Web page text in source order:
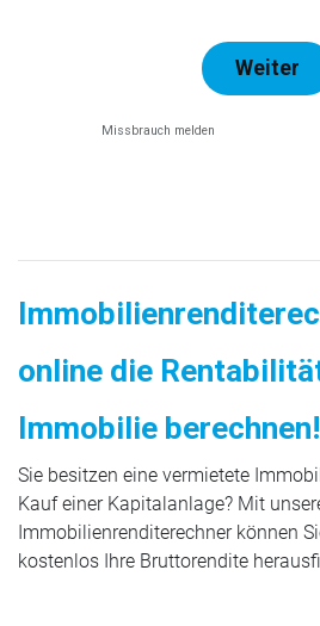
online die
Immobilie berechnen!
Sie besitzen eine vermietete
Kauf einer Kapitalanlage? Mit
Immobilienrenditerechner können
kostenlos Ihre Bruttorendite